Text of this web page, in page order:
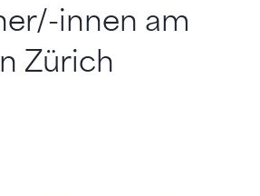
innen am
Zürich